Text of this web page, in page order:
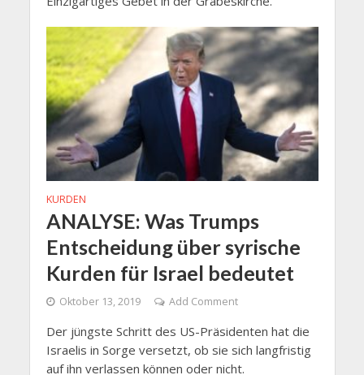
KURDEN
ANALYSE: Was Trumps
Entscheidung über syrische
Kurden für Israel bedeutet
Oktober 13, 2019 Add Comment
Der jüngste Schritt des US-Präsidenten hat die
Israelis in Sorge versetzt, ob sie sich langfristig
auf ihn verlassen können oder nicht.